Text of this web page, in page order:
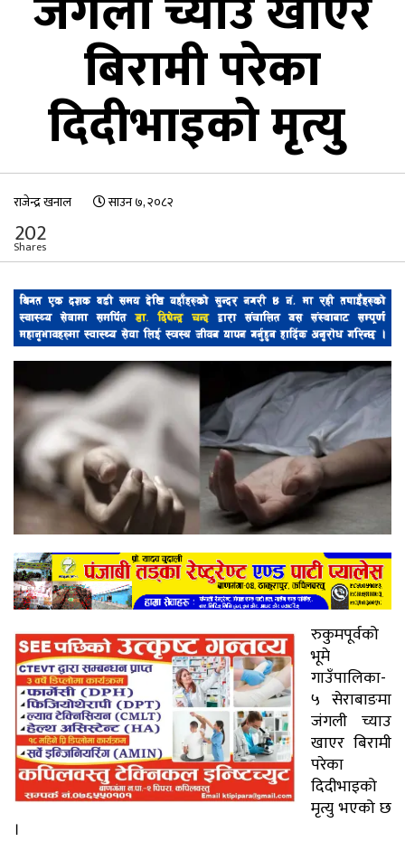
बिरामी परेका
दिदीभाइको मृत्यु
राजेन्द्र खनाल साउन ७, २०८२
202
Shares
रुकुमपूर्वको
भूमे
गाउँपालिका-
५ सेराबाङमा
जंगली च्याउ
खाएर बिरामी
परेका
दिदीभाइको
मृत्यु भएको छ
।